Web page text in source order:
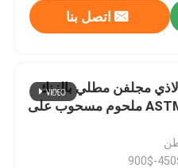
اتصل بنا
مجلفن مطلي بالزنك
ASTM A0252 ملحوم مسحوب على